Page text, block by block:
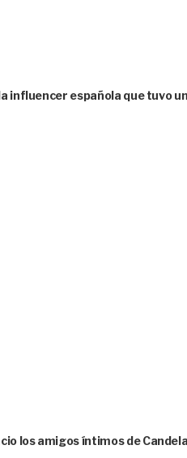
influencer española que tuvo
los amigos íntimos de